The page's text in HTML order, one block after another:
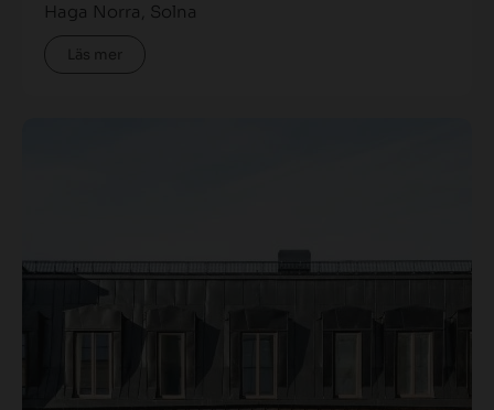
Haga Norra, Solna
Läs mer